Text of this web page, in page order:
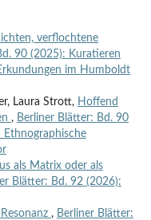
verflochtene
90 (2025): Kuratieren
im Humboldt
Laura Strott, Hoffend
, Berliner Blätter: Bd. 90
als Matrix oder als
Blätter: Bd. 92 (2026):
, Berliner Blätter: